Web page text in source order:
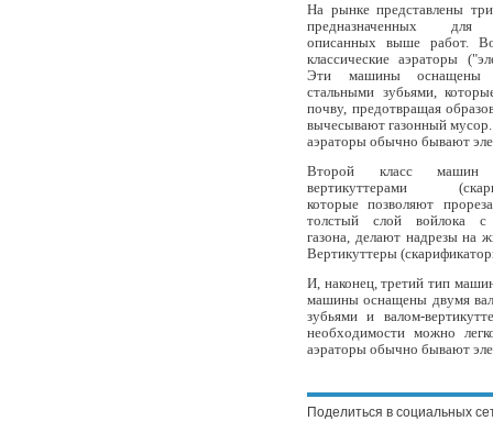
На рынке представлены
предназначенных для
описанных выше работ.
классические аэраторы
Эти машины оснащены
стальными зубьями,
почву, предотвращая
вычесывают газонный мусор.
аэраторы обычно бывают
Второй класс машин
вертикуттерами
которые позволяют
толстый слой войлока с
газона, делают надрезы на
Вертикуттеры
И, наконец, третий тип
машины оснащены двумя
зубьями и валом-
необходимости можно
аэраторы обычно бывают
Поделиться в социальных